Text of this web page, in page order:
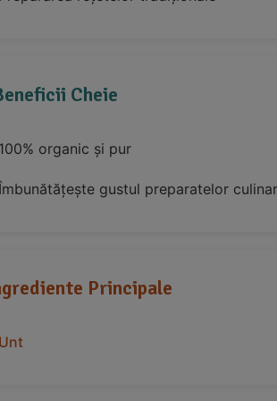
Cheie
100% organic și pur
gustul preparatelor
Principale
Unt